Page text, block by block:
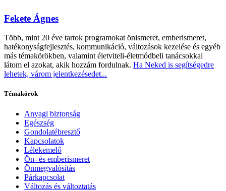
Fekete Ágnes
Több, mint 20 éve tartok programokat önismeret, emberismeret,
hatékonyságfejlesztés, kommunikáció, változások kezelése és egyéb
más témakörökben, valamint életviteli-életmódbeli tanácsokkal
látom el azokat, akik hozzám fordulnak. Ha Neked is segítségedre
lehetek, várom jelentkezésedet...
Témakörök
Anyagi biztonság
Egészség
Gondolatébresztő
Kapcsolatok
Lélekemelő
Ön- és emberismeret
Önmegvalósítás
Párkapcsolat
Változás és változtatás